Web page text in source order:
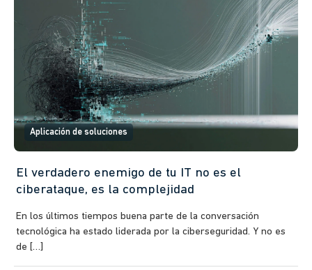
Aplicación de soluciones
El verdadero enemigo de tu IT no es el
ciberataque, es la complejidad
En los últimos tiempos buena parte de la conversación
tecnológica ha estado liderada por la ciberseguridad. Y no es
de […]